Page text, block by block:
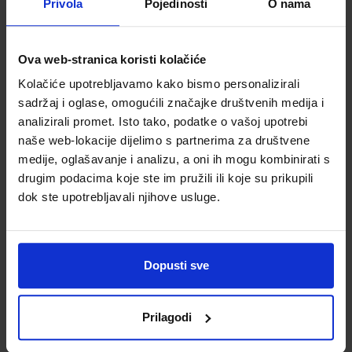
Privola Pojedinosti O nama
Ova web-stranica koristi kolačiće
Kolačiće upotrebljavamo kako bismo personalizirali
sadržaj i oglase, omogućili značajke društvenih medija i
analizirali promet. Isto tako, podatke o vašoj upotrebi
naše web-lokacije dijelimo s partnerima za društvene
medije, oglašavanje i analizu, a oni ih mogu kombinirati s
drugim podacima koje ste im pružili ili koje su prikupili
dok ste upotrebljavali njihove usluge.
Dopusti sve
Prilagodi
8,68 € 5,54 €
Pelikan, Jazz
Pelikan, Jazz